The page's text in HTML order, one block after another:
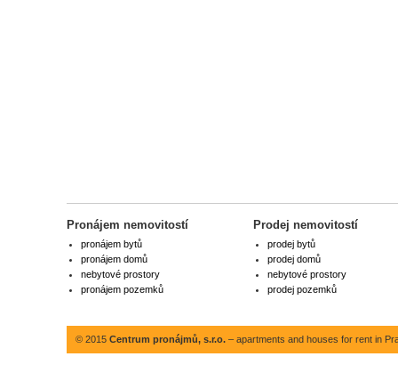
Pronájem nemovitostí
pronájem bytů
pronájem domů
nebytové prostory
pronájem pozemků
Prodej nemovitostí
prodej bytů
prodej domů
nebytové prostory
prodej pozemků
© 2015 Centrum pronájmů, s.r.o.– apartments and houses for rent in